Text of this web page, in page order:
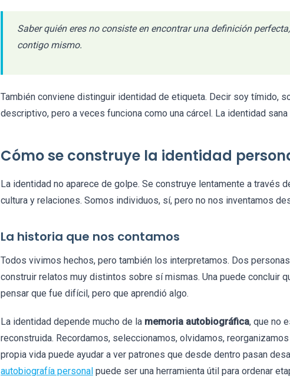
Saber quién eres no consiste en encontrar una definición
contigo mismo.
También conviene distinguir identidad de etiqueta. Decir soy tímido,
descriptivo, pero a veces funciona como una cárcel. La identidad
Cómo se construye la identidad
La identidad no aparece de golpe. Se construye lentamente a través
cultura y relaciones. Somos individuos, sí, pero no nos inventamos
La historia que nos contamos
Todos vivimos hechos, pero también los interpretamos. Dos
construir relatos muy distintos sobre sí mismas. Una puede concluir
pensar que fue difícil, pero que aprendió algo.
La identidad depende mucho de la memoria autobiográfica, que no
reconstruida. Recordamos, seleccionamos, olvidamos,
propia vida puede ayudar a ver patrones que desde dentro pasan
autobiografía personal puede ser una herramienta útil para ordenar